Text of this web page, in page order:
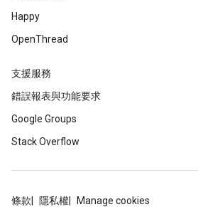
Happy
OpenThread
支援服務
錯誤報表與功能要求
Google Groups
Stack Overflow
條款 隱私權 Manage cookies